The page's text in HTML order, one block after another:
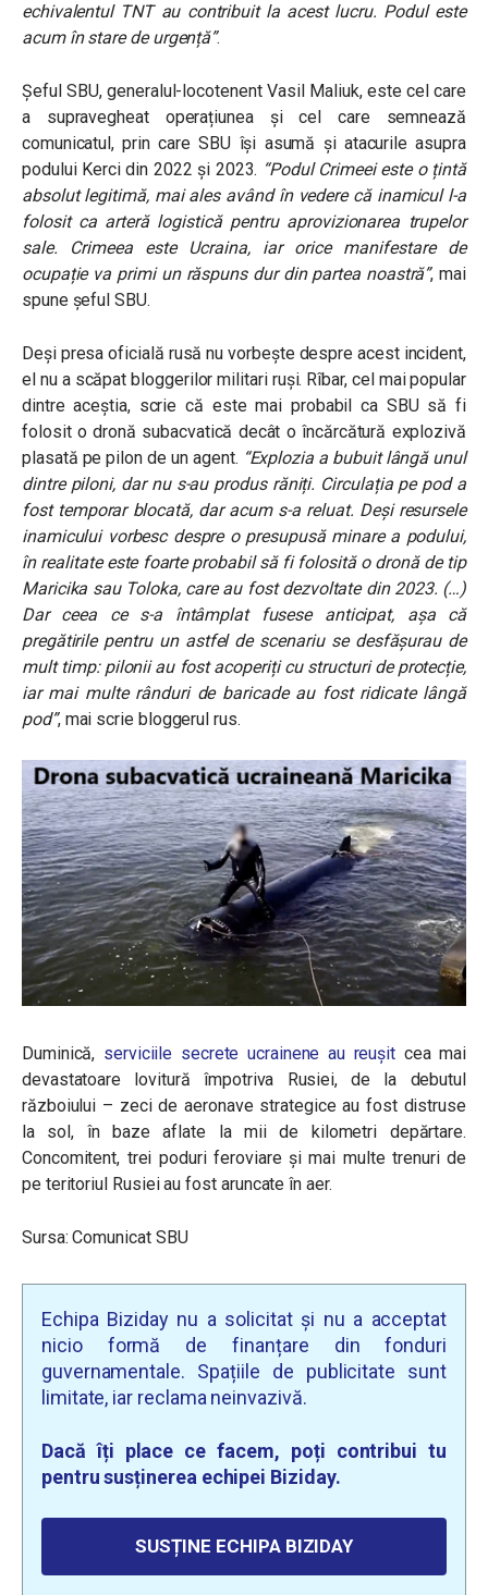
echivalentul TNT au contribuit la acest lucru. Podul este
acum în stare de urgență”.
Șeful SBU, generalul-locotenent Vasil Maliuk, este cel care
a supravegheat operațiunea și cel care semnează
comunicatul, prin care SBU își asumă și atacurile asupra
podului Kerci din 2022 și 2023. “Podul Crimeei este o țintă
absolut legitimă, mai ales având în vedere că inamicul l-a
folosit ca arteră logistică pentru aprovizionarea trupelor
sale. Crimeea este Ucraina, iar orice manifestare de
ocupație va primi un răspuns dur din partea noastră”, mai
spune șeful SBU.
Deși presa oficială rusă nu vorbește despre acest incident,
el nu a scăpat bloggerilor militari ruși. Rîbar, cel mai popular
dintre aceștia, scrie că este mai probabil ca SBU să fi
folosit o dronă subacvatică decât o încărcătură explozivă
plasată pe pilon de un agent. “Explozia a bubuit lângă unul
dintre piloni, dar nu s-au produs răniți. Circulația pe pod a
fost temporar blocată, dar acum s-a reluat. Deși resursele
inamicului vorbesc despre o presupusă minare a podului,
în realitate este foarte probabil să fi folosită o dronă de tip
Maricika sau Toloka, care au fost dezvoltate din 2023. (…)
Dar ceea ce s-a întâmplat fusese anticipat, așa că
pregătirile pentru un astfel de scenariu se desfășurau de
mult timp: pilonii au fost acoperiți cu structuri de protecție,
iar mai multe rânduri de baricade au fost ridicate lângă
pod”, mai scrie bloggerul rus.
Duminică, serviciile secrete ucrainene au reușit cea mai
devastatoare lovitură împotriva Rusiei, de la debutul
războiului – zeci de aeronave strategice au fost distruse
la sol, în baze aflate la mii de kilometri depărtare.
Concomitent, trei poduri feroviare și mai multe trenuri de
pe teritoriul Rusiei au fost aruncate în aer.
Sursa: Comunicat SBU
Echipa Biziday nu a solicitat și nu a acceptat
nicio formă de finanțare din fonduri
guvernamentale. Spațiile de publicitate sunt
limitate, iar reclama neinvazivă.
Dacă îți place ce facem, poți contribui tu
pentru susținerea echipei Biziday.
SUSȚINE ECHIPA BIZIDAY